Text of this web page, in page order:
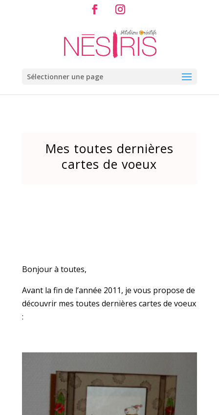
Sélectionner une page
Mes toutes dernières
cartes de voeux
Bonjour à toutes,
Avant la fin de l’année 2011, je vous propose de
découvrir mes toutes dernières cartes de voeux
: